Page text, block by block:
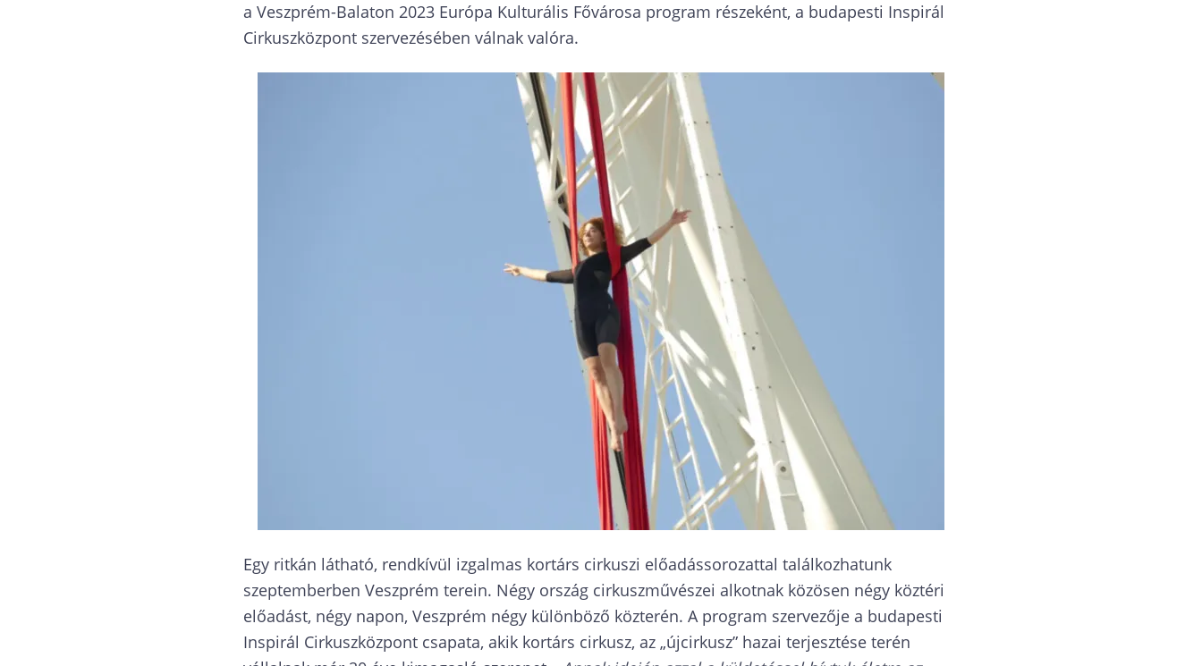
a Veszprém-Balaton 2023 Európa Kulturális Fővárosa program részeként, a budapesti Inspirál
Cirkuszközpont szervezésében válnak valóra.
Egy ritkán látható, rendkívül izgalmas kortárs cirkuszi előadássorozattal találkozhatunk
szeptemberben Veszprém terein. Négy ország cirkuszművészei alkotnak közösen négy köztéri
előadást, négy napon, Veszprém négy különböző közterén. A program szervezője a budapesti
Inspirál Cirkuszközpont csapata, akik kortárs cirkusz, az „újcirkusz” hazai terjesztése terén